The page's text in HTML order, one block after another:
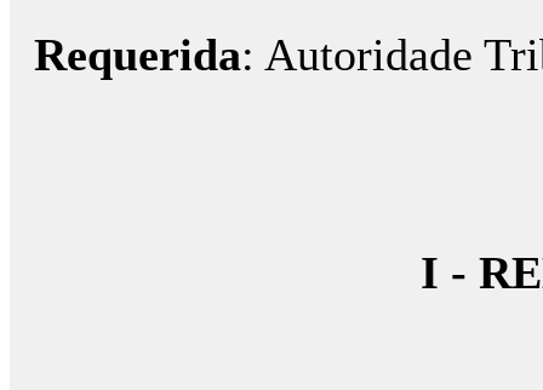
Requerida: Autoridade
I -